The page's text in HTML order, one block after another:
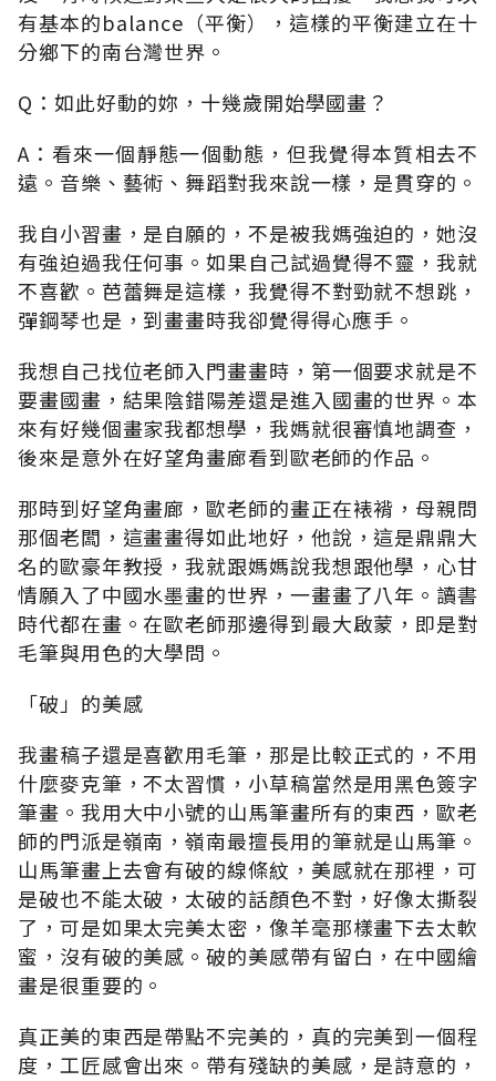
有基本的balance（平衡），這樣的平衡建立在十
分鄉下的南台灣世界。
Q：如此好動的妳，十幾歲開始學國畫？
A：看來一個靜態一個動態，但我覺得本質相去不
遠。音樂、藝術、舞蹈對我來說一樣，是貫穿的。
我自小習畫，是自願的，不是被我媽強迫的，她沒
有強迫過我任何事。如果自己試過覺得不靈，我就
不喜歡。芭蕾舞是這樣，我覺得不對勁就不想跳，
彈鋼琴也是，到畫畫時我卻覺得得心應手。
我想自己找位老師入門畫畫時，第一個要求就是不
要畫國畫，結果陰錯陽差還是進入國畫的世界。本
來有好幾個畫家我都想學，我媽就很審慎地調查，
後來是意外在好望角畫廊看到歐老師的作品。
那時到好望角畫廊，歐老師的畫正在裱褙，母親問
那個老闆，這畫畫得如此地好，他說，這是鼎鼎大
名的歐豪年教授，我就跟媽媽說我想跟他學，心甘
情願入了中國水墨畫的世界，一畫畫了八年。讀書
時代都在畫。在歐老師那邊得到最大啟蒙，即是對
毛筆與用色的大學問。
「破」的美感
我畫稿子還是喜歡用毛筆，那是比較正式的，不用
什麼麥克筆，不太習慣，小草稿當然是用黑色簽字
筆畫。我用大中小號的山馬筆畫所有的東西，歐老
師的門派是嶺南，嶺南最擅長用的筆就是山馬筆。
山馬筆畫上去會有破的線條紋，美感就在那裡，可
是破也不能太破，太破的話顏色不對，好像太撕裂
了，可是如果太完美太密，像羊毫那樣畫下去太軟
蜜，沒有破的美感。破的美感帶有留白，在中國繪
畫是很重要的。
真正美的東西是帶點不完美的，真的完美到一個程
度，工匠感會出來。帶有殘缺的美感，是詩意的，